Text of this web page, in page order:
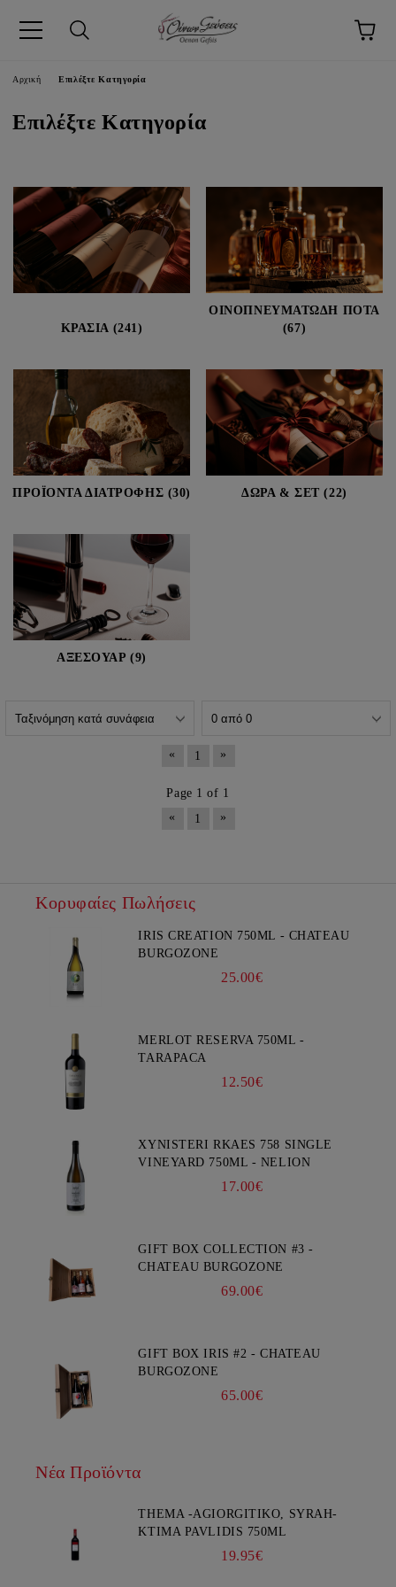
Αρχική Επιλέξτε Κατηγορία
Επιλέξτε Κατηγορία
ΚΡΑΣΙΑ (241)
ΟΙΝΟΠΝΕΥΜΑΤΩΔΗ ΠΟΤΑ
(67)
ΠΡΟΪΟΝΤΑ ΔΙΑΤΡΟΦΗΣ (30) ΔΩΡΑ & ΣΕΤ (22)
ΑΞΕΣΟΥΑΡ (9)
« 1 »
Page 1 of 1
«
1 »
Κορυφαίες Πωλήσεις
IRIS CREATION 750ML - CHATEAU
BURGOZONE
25.00€
MERLOT RESERVA 750ML -
TARAPACA
12.50€
XYNISTERI RKAES 758 SINGLE
VINEYARD 750ML - NELION
17.00€
GIFT BOX COLLECTION #3 -
CHATEAU BURGOZONE
69.00€
GIFT BOX IRIS #2 - CHATEAU
BURGOZONE
65.00€
Νέα Προϊόντα
THEMA -AGIORGITIKO, SYRAH-
KTIMA PAVLIDIS 750ML
19.95€